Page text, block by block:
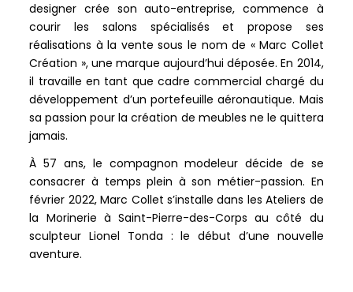
designer crée son auto-entreprise, commence à
courir les salons spécialisés et propose ses
réalisations à la vente sous le nom de « Marc Collet
Création », une marque aujourd’hui déposée. En 2014,
il travaille en tant que cadre commercial chargé du
développement d’un portefeuille aéronautique. Mais
sa passion pour la création de meubles ne le quittera
jamais.
À 57 ans, le compagnon modeleur décide de se
consacrer à temps plein à son métier-passion. En
février 2022, Marc Collet s’installe dans les Ateliers de
la Morinerie à Saint-Pierre-des-Corps au côté du
sculpteur Lionel Tonda : le début d’une nouvelle
aventure.